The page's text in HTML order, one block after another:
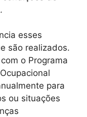
esses
são realizados.
o Programa
para
ou situações